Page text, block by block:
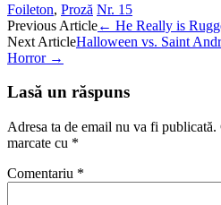
Foileton, Proză Nr. 15
Post
navigation
Previous Article← He Really is
Next ArticleHalloween vs. Saint
Horror →
Lasă un răspuns
Adresa ta de email nu va fi publicată.
marcate cu *
Comentariu *